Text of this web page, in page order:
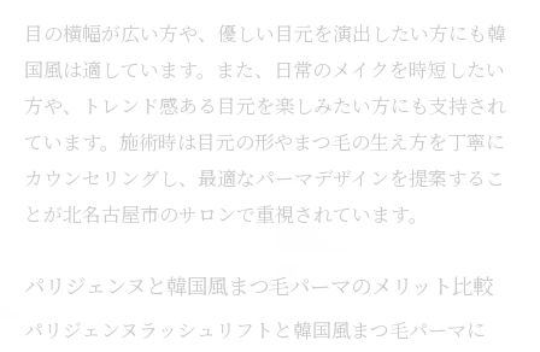
目の横幅が広い方や、優しい目元を演出したい方にも韓
国風は適しています。また、日常のメイクを時短したい
方や、トレンド感ある目元を楽しみたい方にも支持され
ています。施術時は目元の形やまつ毛の生え方を丁寧に
カウンセリングし、最適なパーマデザインを提案するこ
とが北名古屋市のサロンで重視されています。
パリジェンヌと韓国風まつ毛パーマのメリット比較
パリジェンヌラッシュリフトと韓国風まつ毛パーマに